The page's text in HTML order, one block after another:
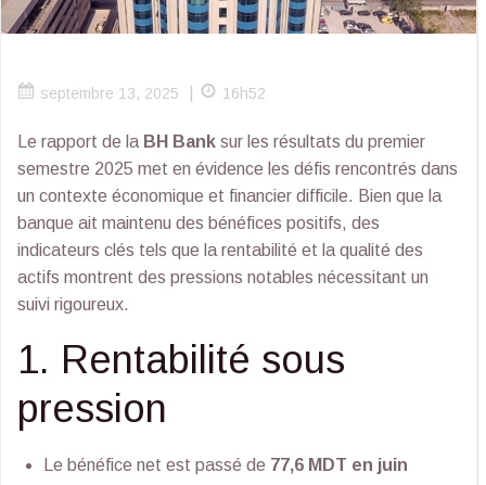
septembre 13, 2025 16h52
Le rapport de la BH Bank sur les résultats du premier
semestre 2025 met en évidence les défis rencontrés dans
un contexte économique et financier difficile. Bien que la
banque ait maintenu des bénéfices positifs, des
indicateurs clés tels que la rentabilité et la qualité des
actifs montrent des pressions notables nécessitant un
suivi rigoureux.
1. Rentabilité sous
pression
Le bénéfice net est passé de 77,6 MDT en juin